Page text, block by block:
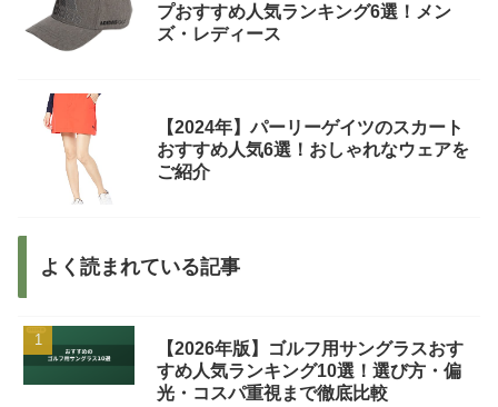
プおすすめ人気ランキング6選！メン
ズ・レディース
【2024年】パーリーゲイツのスカート
おすすめ人気6選！おしゃれなウェアを
ご紹介
よく読まれている記事
【2026年版】ゴルフ用サングラスおす
すめ人気ランキング10選！選び方・偏
光・コスパ重視まで徹底比較